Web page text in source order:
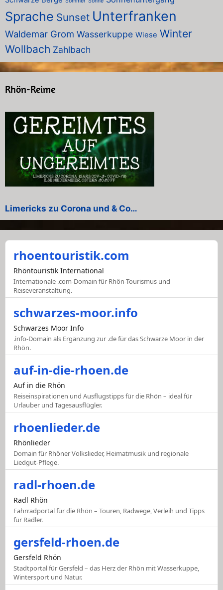
Sprache Sunset Unterfranken
Waldemar Grom Wasserkuppe Wiese Winter
Wollbach Zahlbach
Rhön-Reime
Limericks zu Corona und & Co…
rhoentouristik.com
Rhöntouristik International
Internationale .com-Domain für Rhön-Tourismus und
Reiseveranstaltung.
schwarzes-moor.info
Schwarzes Moor Info
.info-Domain als Ergänzung zur .de für das Schwarze Moor in der
Rhön.
auf-in-die-rhoen.de
Auf in die Rhön
Reiseinspirationen und Ausflugstipps für die Rhön – ideal für
Urlauber und Tagesausflügler.
rhoenlieder.de
Rhönlieder
Domain für Rhöner Volkslieder, Heimatmusik und regionale
Liedgut-Pflege.
radl-rhoen.de
Radl Rhön
Fahrradportal für die Rhön – Touren, Radwege, Verleih und Tipps
für Radler.
gersfeld-rhoen.de
Gersfeld Rhön
Stadtportal für Gersfeld – das Herz der Rhön mit Wasserkuppe,
Wintersport und Natur.